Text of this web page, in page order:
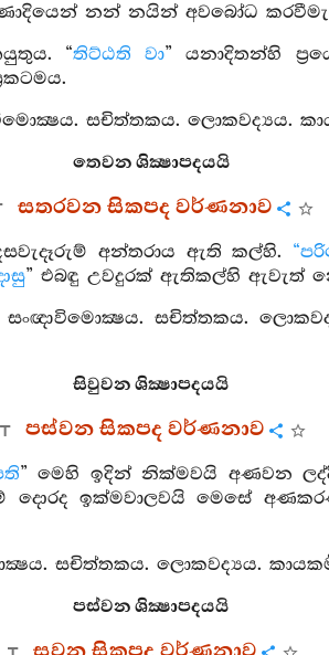
නන් නයින් අවබෝධ
“තිට්ඨති වා” යනාදිතන්හි
සචිත්තකය. ලොකවද්‍යය.
තෙවන ශික්‍ෂාපදයයි
සතරවන සිකපද වර්ණනාව
අන්තරාය ඇති කල්හි.
” එබඳු උවදුරක් ඇතිකල්හි ඇවැත්
සංඥාවිමොක්‍ෂය. සචිත්තකය.
සිවුවන ශික්‍ෂාපදයයි
පස්වන සිකපද වර්ණනාව
” මෙහි ඉදින් නික්මවයි අණවන
ඉක්මවාලවයි මෙසේ
සචිත්තකය. ලොකවද්‍යය.
පස්වන ශික්‍ෂාපදයයි